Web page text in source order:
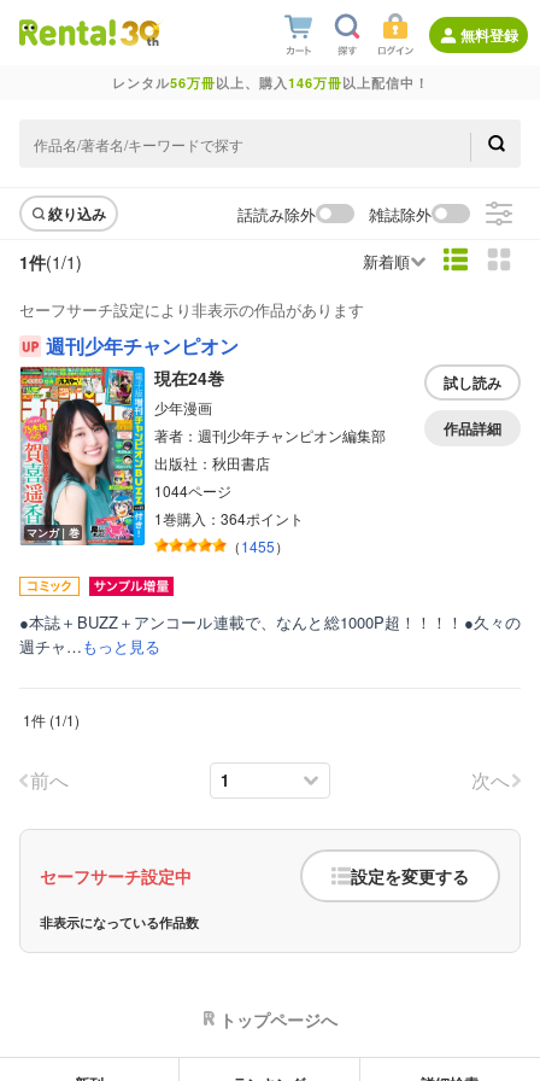
無料登録
レンタル56万冊以上、購入146万冊以上配信中！
絞り込み 話読み除外 雑誌除外
1件(1/1) 新着順
セーフサーチ設定により非表示の作品があります
週刊少年チャンピオン
マンガ｜巻
現在24巻
少年漫画
著者：週刊少年チャンピオン編集部
出版社：秋田書店
1044ページ
1巻購入：364ポイント
（1455）
試し読み
作品詳細
●本誌＋BUZZ＋アンコール連載で、なんと総1000P超！！！！●久々の
週チャ…もっと見る
1件 (1/1)
前へ 次へ
セーフサーチ設定中 設定を変更する
非表示になっている作品数
ティーンズラブ
トップページへ